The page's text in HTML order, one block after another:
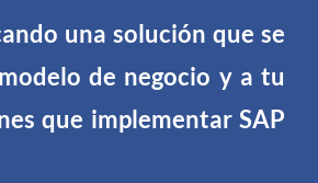
una solución que se
de negocio y a tu
que implementar SAP